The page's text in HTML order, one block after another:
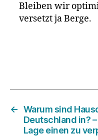
Bleiben wir
versetzt ja Berge.
← Warum sind
Deutschland in?
Lage einen zu